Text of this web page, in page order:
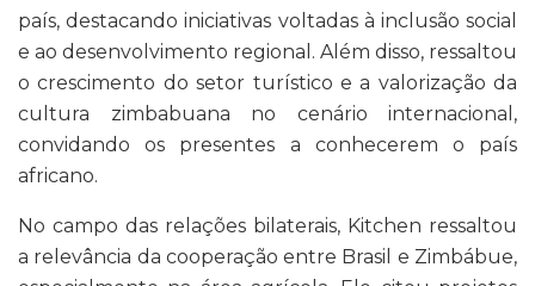
país, destacando iniciativas voltadas à inclusão social
e ao desenvolvimento regional. Além disso, ressaltou
o crescimento do setor turístico e a valorização da
cultura zimbabuana no cenário internacional,
convidando os presentes a conhecerem o país
africano.
No campo das relações bilaterais, Kitchen ressaltou
a relevância da cooperação entre Brasil e Zimbábue,